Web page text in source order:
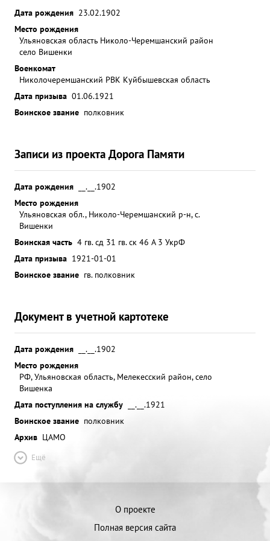
боев противник потерял до 2800 убитыми и
свыше 1500 пленными солдат и офицеров Было
унич тожено 67 пулеметов 16 пушек 13 танков и
винтовок 312 пулеметов, 65 минометов, 74
другого имущества и техники. Такие успехи
дивизия имела в результате полного обеспечения
умелым сосредоточением артиллерии в нужных
местах Гвардии полковник ПЛЕШАКОВ
и отвагой обеспечил выполнение боевых
приказов командования. ганизованное
возимодействие обеспечившее выполнение ...»
Дата рождения 23.02.1902
Место рождения
Ульяновская область Николо-Черемшанский район
село Вишенки
Военкомат
Николочеремшанский РВК Куйбышевская область
Дата призыва 01.06.1921
Воинское звание полковник
Записи из проекта Дорога Памяти
Дата рождения
__.__.1902
Место рождения
Ульяновская обл., Николо-Черемшанский р-н, с.
Вишенки
Воинская часть 4 гв. сд 31 гв. ск 46 А 3 УкрФ
Дата призыва 1921-01-01
Воинское звание гв. полковник
Документ в учетной картотеке
Дата рождения
__.__.1902
Место рождения
РФ, Ульяновская область, Мелекесский район, село
Вишенка
Дата поступления на службу
__.__.1921
Воинское звание полковник
Архив ЦАМО
Ещё
О проекте
Полная версия сайта